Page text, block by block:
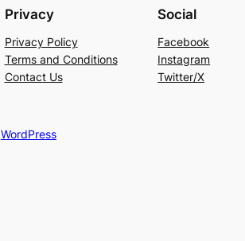
Privacy
Privacy Policy
Terms and Conditions
Contact Us
Social
Facebook
Instagram
Twitter/X
WordPress